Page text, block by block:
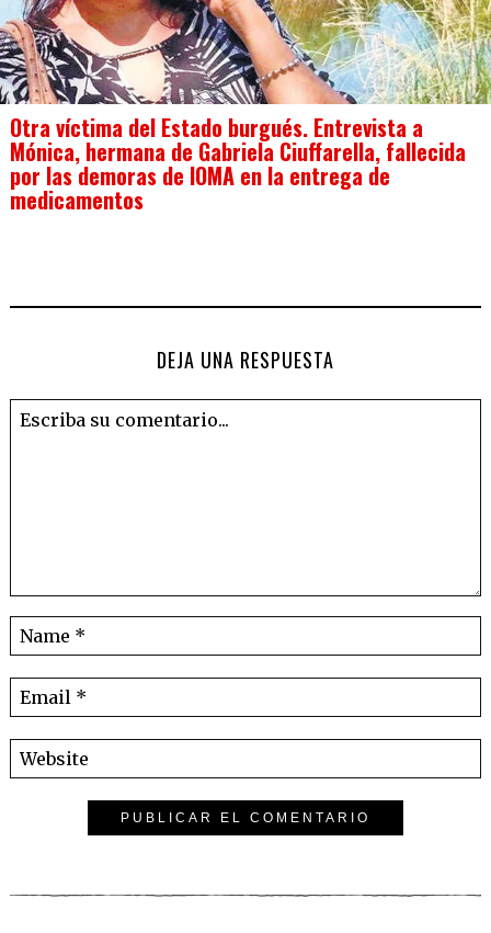
Otra víctima del Estado burgués. Entrevista a
Mónica, hermana de Gabriela Ciuffarella, fallecida
por las demoras de IOMA en la entrega de
medicamentos
DEJA UNA RESPUESTA